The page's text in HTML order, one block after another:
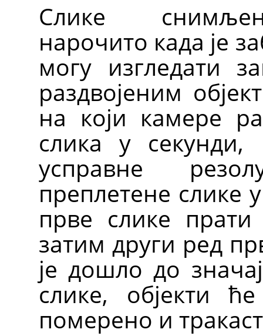
Слике
нарочито када је
могу изгледати
раздвојеним
на који камере
слика у
усправне
преплетене слике
прве слике
затим други ред
је дошло до
слике, објекти
померено и